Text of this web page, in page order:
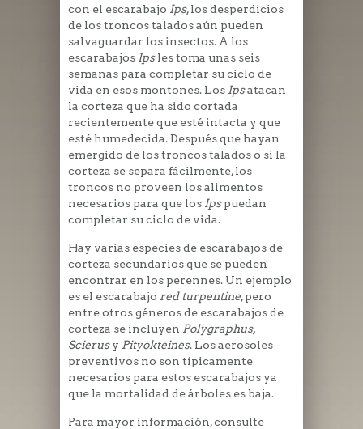
con el escarabajo Ips, los desperdicios
de los troncos talados aún pueden
salvaguardar los insectos. A los
escarabajos Ipsles toma unas seis
semanas para completar su ciclo de
vida en esos montones. Los Ipsatacan
la corteza que ha sido cortada
recientemente que esté intacta y que
esté humedecida. Después que hayan
emergido de los troncos talados o si la
corteza se separa fácilmente, los
troncos no proveen los alimentos
necesarios para que los Ipspuedan
completar su ciclo de vida.
Hay varias especies de escarabajos de
corteza secundarios que se pueden
encontrar en los perennes. Un ejemplo
es el escarabajo red turpentine, pero
entre otros géneros de escarabajos de
corteza se incluyen Polygraphus,
Scierusy Pityokteines. Los aerosoles
preventivos no son típicamente
necesarios para estos escarabajos ya
que la mortalidad de árboles es baja.
Para mayor información, consulte